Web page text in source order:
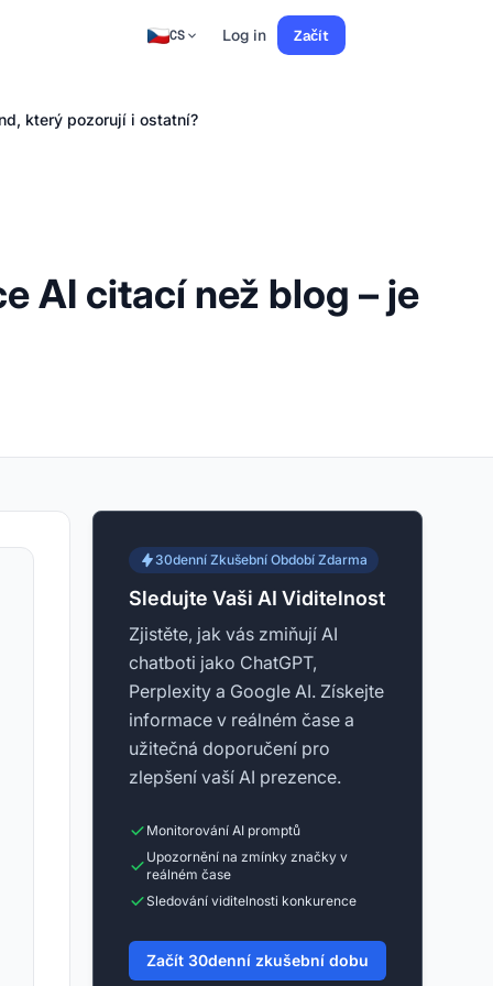
CS Log in Začít
který pozorují i ostatní?
AI citací než blog – je
30denní Zkušební Období Zdarma
Sledujte Vaši AI Viditelnost
Zjistěte, jak vás zmiňují AI
chatboti jako ChatGPT,
Perplexity a Google AI. Získejte
informace v reálném čase a
užitečná doporučení pro
zlepšení vaší AI prezence.
Monitorování AI promptů
Upozornění na zmínky značky v
reálném čase
Sledování viditelnosti konkurence
Začít 30denní zkušební dobu